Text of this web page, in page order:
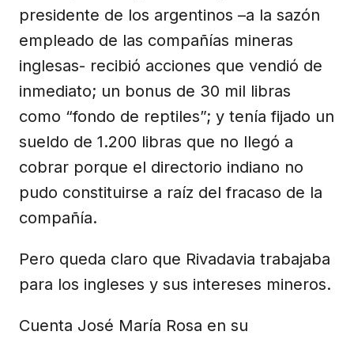
presidente de los argentinos –a la sazón
empleado de las compañías mineras
inglesas- recibió acciones que vendió de
inmediato; un bonus de 30 mil libras
como “fondo de reptiles”; y tenía fijado un
sueldo de 1.200 libras que no llegó a
cobrar porque el directorio indiano no
pudo constituirse a raíz del fracaso de la
compañía.
Pero queda claro que Rivadavia trabajaba
para los ingleses y sus intereses mineros.
Cuenta José María Rosa en su